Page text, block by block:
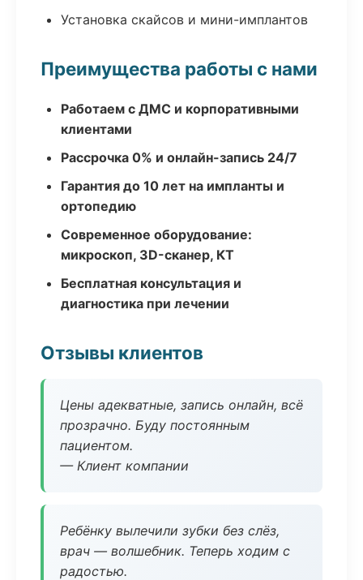
Установка скайсов и мини-имплантов
Преимущества работы с нами
Работаем с ДМС и корпоративными
клиентами
Рассрочка 0% и онлайн-запись 24/7
Гарантия до 10 лет на импланты и
ортопедию
Современное оборудование:
микроскоп, 3D-сканер, КТ
Бесплатная консультация и
диагностика при лечении
Отзывы клиентов
Цены адекватные, запись онлайн, всё
прозрачно. Буду постоянным
пациентом.
— Клиент компании
Ребёнку вылечили зубки без слёз,
врач — волшебник. Теперь ходим с
радостью.